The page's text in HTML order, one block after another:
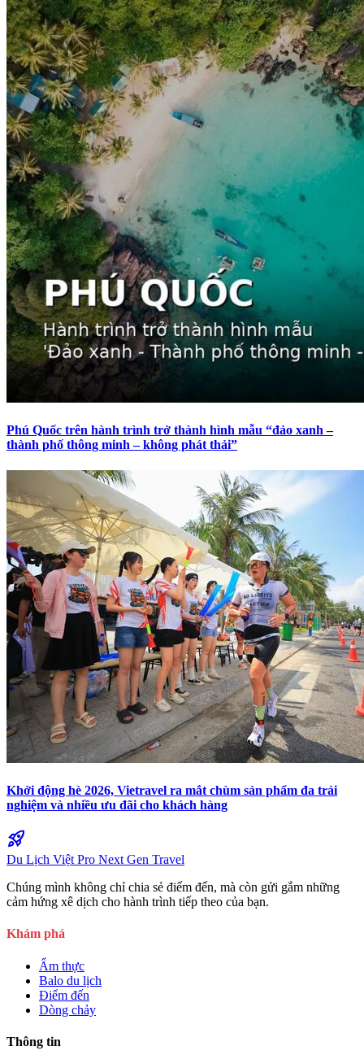
Phú Quốc trên hành trình trở thành hình mẫu “đảo xanh –
thành phố thông minh – không phát thải”
Khởi động hè 2026, Vietravel ra mắt chùm sản phẩm đa trải
nghiệm và nhiều ưu đãi cho khách hàng
rocket_launch
Du Lịch Việt Pro Next Gen Travel
Chúng mình không chỉ chia sẻ điểm đến, mà còn gửi gắm những
cảm hứng xê dịch cho hành trình tiếp theo của bạn.
Khám phá
Ẩm thực
Balo du lịch
Điểm đến
Dòng chảy
Thông tin